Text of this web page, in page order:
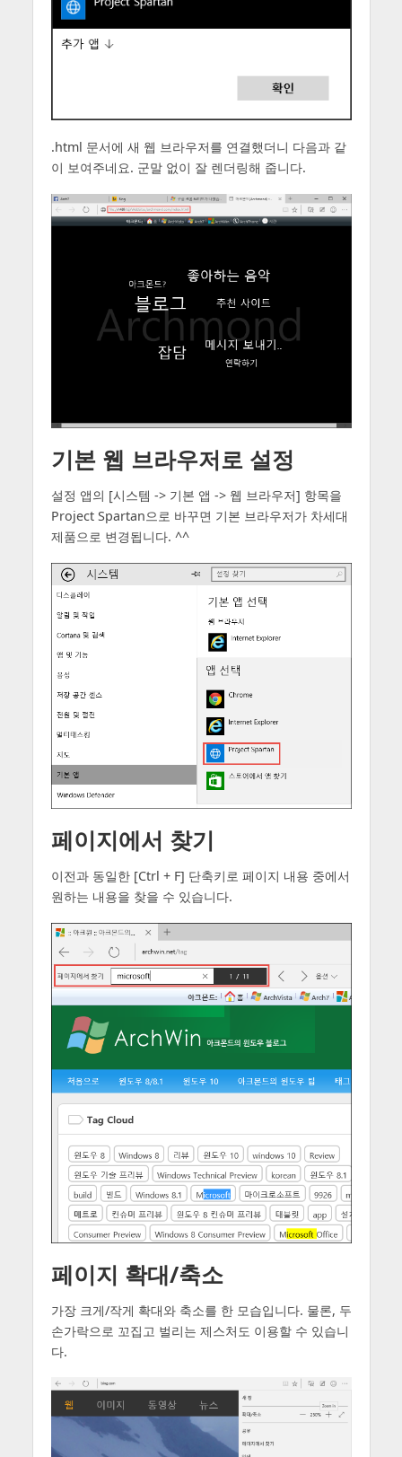
.html 문서에 새 웹 브라우저를 연결했더니 다음과 같
이 보여주네요. 군말 없이 잘 렌더링해 줍니다.
기본 웹 브라우저로 설정
설정 앱의 [시스템 -> 기본 앱 -> 웹 브라우저] 항목을
Project Spartan으로 바꾸면 기본 브라우저가 차세대
제품으로 변경됩니다. ^^
페이지에서 찾기
이전과 동일한 [Ctrl + F] 단축키로 페이지 내용 중에서
원하는 내용을 찾을 수 있습니다.
페이지 확대/축소
가장 크게/작게 확대와 축소를 한 모습입니다. 물론, 두
손가락으로 꼬집고 벌리는 제스처도 이용할 수 있습니
다.